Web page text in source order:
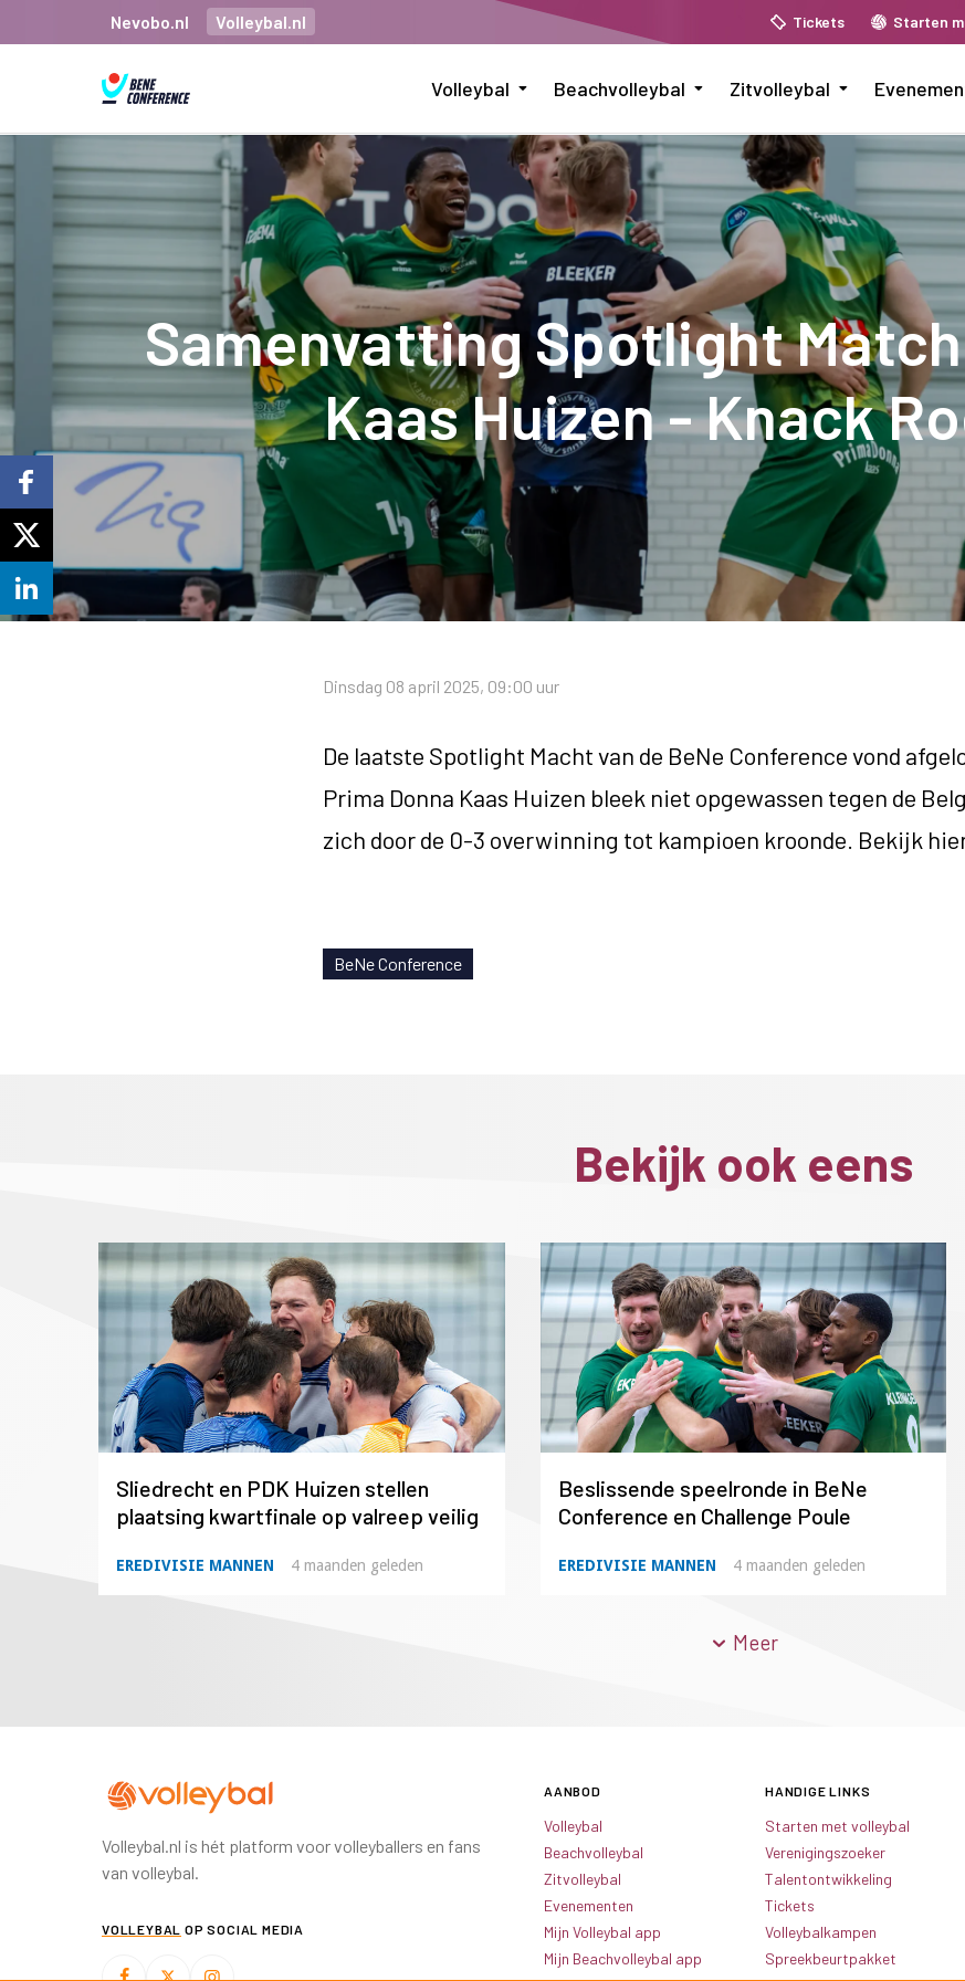
Nevobo.nl Volleybal.nl Tickets Starten
Volleybal Beachvolleybal Zitvolleybal
Samenvatting Spotlight
Kaas Huizen - Knack
Dinsdag 08 april 2025, 09:00 uur
De laatste Spotlight Macht van de BeNe Conference vond
Prima Donna Kaas Huizen bleek niet opgewassen tegen de
zich door de 0-3 overwinning tot kampioen kroonde. Bekijk
BeNe Conference
Bekijk ook eens
Sliedrecht en PDK Huizen stellen
plaatsing kwartfinale op valreep veilig
EREDIVISIE MANNEN 4 maanden geleden
Beslissende speelronde in BeNe
Conference en Challenge Poule
EREDIVISIE MANNEN 4 maanden geleden
Meer
Volleybal.nl is hét platform voor volleyballers en fans
van volleybal.
VOLLEYBAL OP SOCIAL MEDIA
AANBOD
Volleybal
Beachvolleybal
Zitvolleybal
Evenementen
Mijn Volleybal app
Mijn Beachvolleybal app
HANDIGE LINKS
Starten met volleybal
Verenigingszoeker
Talentontwikkeling
Tickets
Volleybalkampen
Spreekbeurtpakket